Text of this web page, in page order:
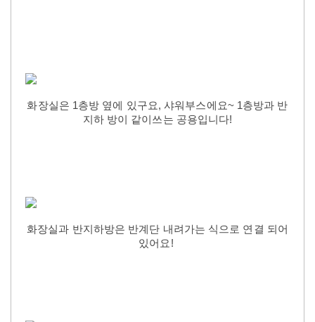
화장실은 1층방 옆에 있구요, 샤워부스에요~ 1층방과 반
지하 방이 같이쓰는 공용입니다!
화장실과 반지하방은 반계단 내려가는 식으로 연결 되어
있어요!